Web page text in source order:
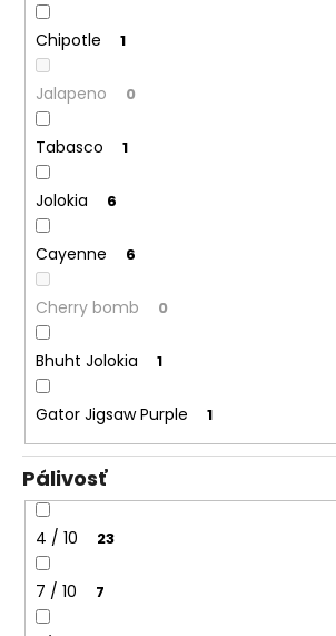
Chipotle 1
Jalapeno 0
Tabasco 1
Jolokia 6
Cayenne 6
Cherry bomb 0
Bhuht Jolokia 1
Gator Jigsaw Purple 1
Pálivosť
4 / 10 23
7 / 10 7